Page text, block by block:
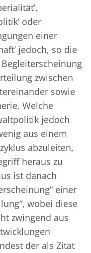
oder
einer
jedoch, so die
zwischen
sowie
Welche
jedoch
aus einem
abzuleiten,
heraus zu
ist danach
einer
wobei diese
zwingend aus
der als Zitat